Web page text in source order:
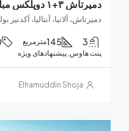
آلانیا، آنتالیا، آکدنیز بولگسی، ترکیه
145 مترمربع DD - 020
پیشنهادهای ویژه
Elhamuddin Shoja